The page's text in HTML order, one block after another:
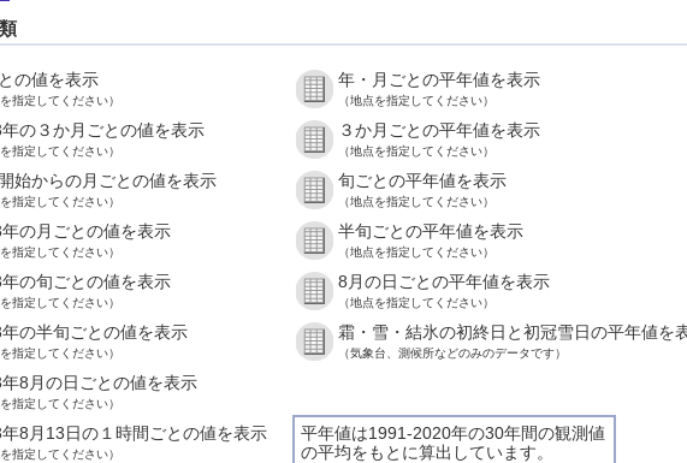
の値を表示
を指定してください）
年・月ごとの平年値を表示
（地点を指定してください）
の３か月ごとの値を表示
を指定してください）
３か月ごとの平年値を表示
（地点を指定してください）
始からの月ごとの値を表示
を指定してください）
旬ごとの平年値を表示
（地点を指定してください）
の月ごとの値を表示
を指定してください）
半旬ごとの平年値を表示
（地点を指定してください）
の旬ごとの値を表示
を指定してください）
8月の日ごとの平年値を表示
（地点を指定してください）
の半旬ごとの値を表示
を指定してください）
霜・雪・結氷の初終日と初冠雪日の平年値を
（気象台、測候所などのみのデータです）
8月の日ごとの値を表示
を指定してください）
平年値は1991-2020年の30年間の観測値
の平均をもとに算出しています。
8月13日の１時間ごとの値を表示
を指定してください）